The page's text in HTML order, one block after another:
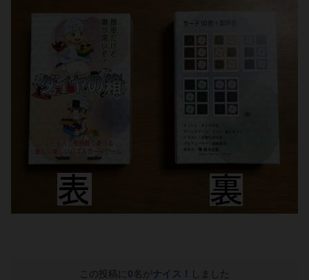
この投稿に 0名がナイス！ しました